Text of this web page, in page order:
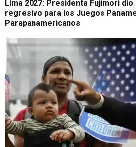
Lima 2027: Presidenta Fujimori
regresivo para los Juegos
Parapanamericanos